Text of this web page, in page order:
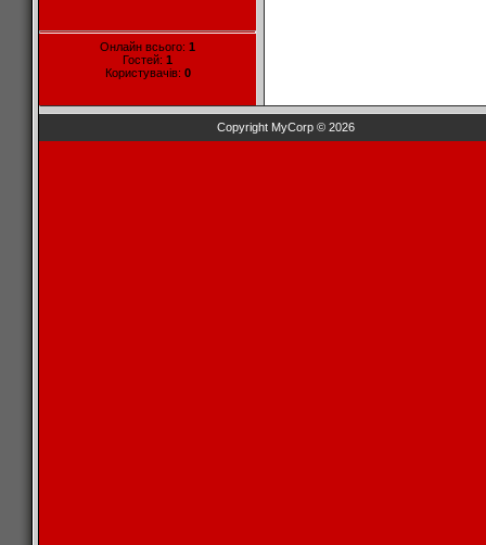
Онлайн всього: 1
Гостей: 1
Користувачів: 0
Copyright MyCorp © 2026